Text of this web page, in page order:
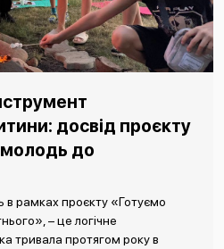
досвід проєкту
молодь до
в рамках проєкту «Готуємо
– це логічне
тривала протягом року в